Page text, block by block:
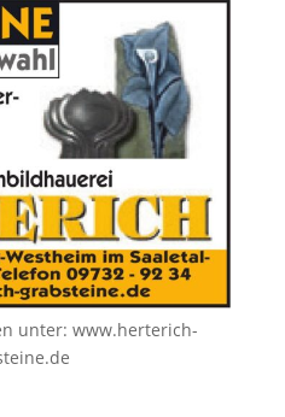
unter:www.herterich-